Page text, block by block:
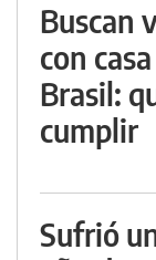
Buscan
con
Brasil:
cumplir
Sufrió